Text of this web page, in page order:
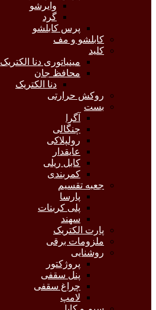
وایرشو
گرد
پرس کابلشو
کابلشو و مف
کلید
مینیاتوری دنا الکتریک
محافظ جان
دنا الکتریک
روکش حرارتی
بست
آگرا
چنگالی
رولپلاکی
عایقدار
کابل ریلی
کمربندی
جعبه تقسیم
پارسا
پلی کربنات
سهند
پارت الکتریک
ملزومات برقی
روشنایی
پروژکتور
پنل سقفی
چراغ سقفی
لامپ